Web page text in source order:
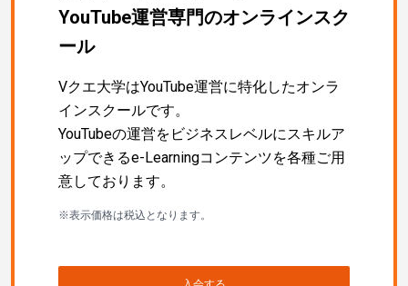
YouTube運営専門のオンラインスク
ール
Vクエ大学はYouTube運営に特化したオンラ
インスクールです。
YouTubeの運営をビジネスレベルにスキルア
ップできるe-Learningコンテンツを各種ご用
意しております。
※表示価格は税込となります。